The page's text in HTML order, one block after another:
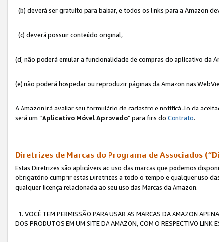
(b) deverá ser gratuito para baixar, e todos os links para a Amazon
(c) deverá possuir conteúdo original,
(d) não poderá emular a funcionalidade de compras do aplicativo da
(e) não poderá hospedar ou reproduzir páginas da Amazon nas
A Amazon irá avaliar seu formulário de cadastro e notificá-lo da
será um “Aplicativo Móvel Aprovado” para fins do Contrato.
Diretrizes de Marcas do Programa de Associados
Estas Diretrizes são aplicáveis ao uso das marcas que podemos
obrigatório cumprir estas Diretrizes a todo o tempo e qualquer uso
qualquer licença relacionada ao seu uso das Marcas da Amazon.
1. VOCÊ TEM PERMISSÃO PARA USAR AS MARCAS DA AMAZON
DOS PRODUTOS EM UM SITE DA AMAZON, COM O RESPECTIVO LINK